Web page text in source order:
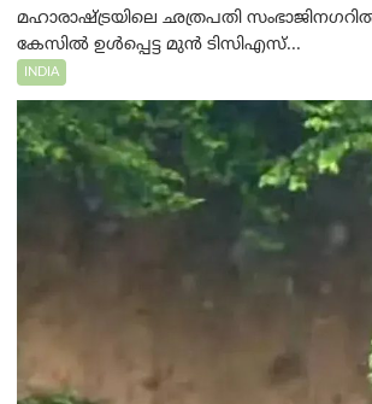
മഹാരാഷ്ട്രയിലെ ഛത്രപതി
കേസിൽ ഉൾപ്പെട്ട മുൻ ടിസിഎസ്...
INDIA